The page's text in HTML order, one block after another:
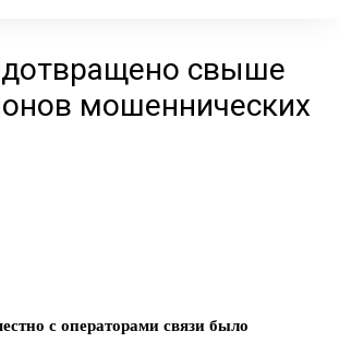
свыше
мошеннических
с операторами связи было